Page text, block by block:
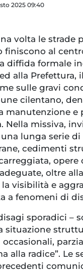
2025 09:40
volta le strade
finiscono al
diffida formale
alla Prefettura,
sulle gravi
cilentano,
manutenzione e
Nella missiva,
una lunga serie
cedimenti
opere
oltre
visibilità e
a fenomeni di
sporadici –
situazione
alla radice”. Le